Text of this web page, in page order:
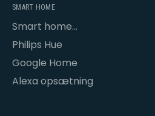
SMART HOME
Smart home
opsætning
Philips Hue
Google Home
Alexa opsætning